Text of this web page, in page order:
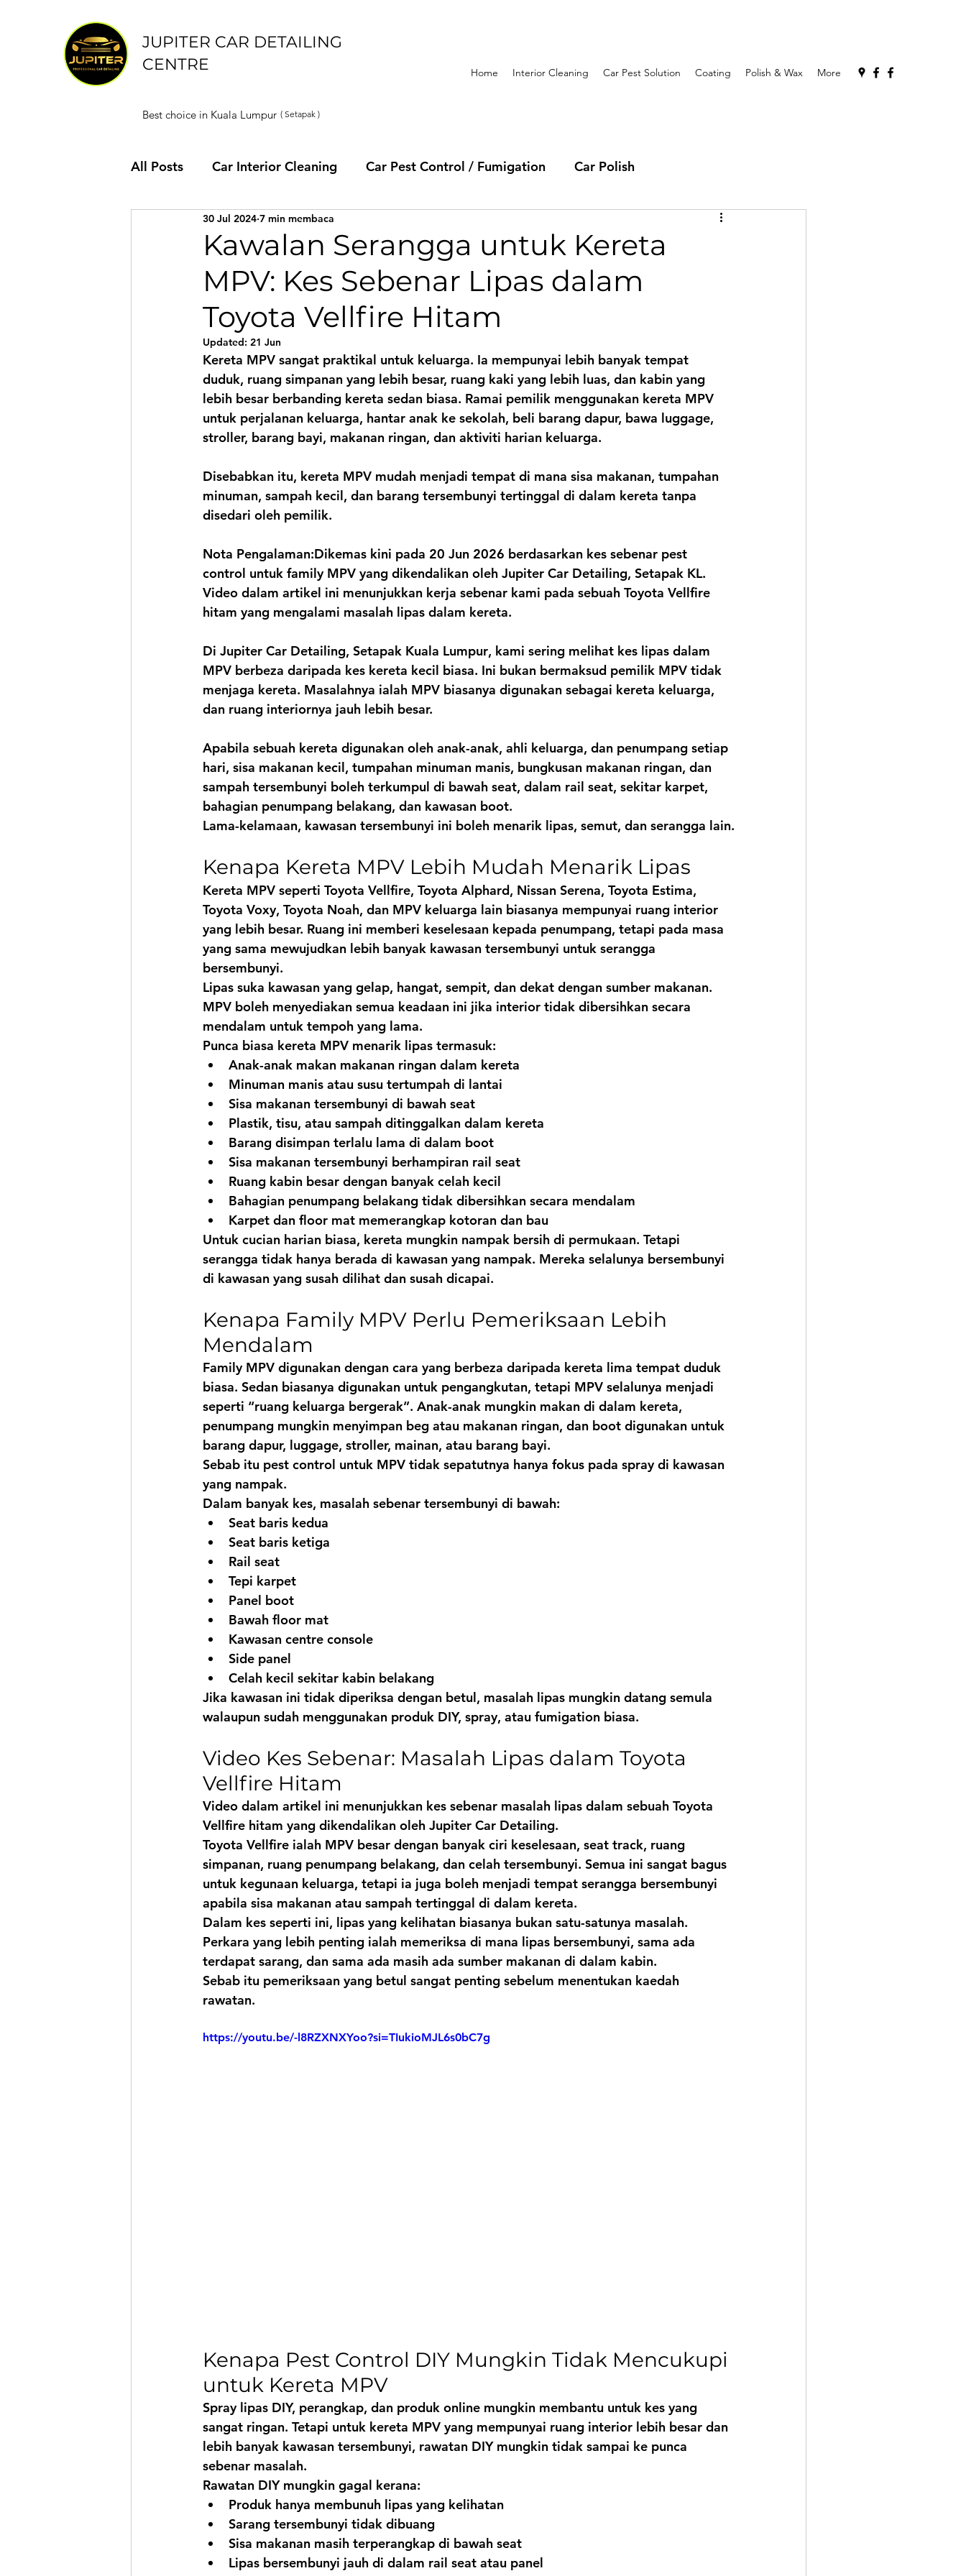
JUPITER CAR DETAILING
CENTRE
Best choice in Kuala Lumpur ( Setapak )
Home Interior Cleaning Car Pest Solution Coating Polish & Wax More
All Posts Car Interior Cleaning Car Pest Control / Fumigation Car Polish
Kawalan Serangga untuk Kereta
MPV: Kes Sebenar Lipas dalam
Toyota Vellfire Hitam
30 Jul 2024 7 min membaca
Updated: 21 Jun
Kereta MPV sangat praktikal untuk keluarga. Ia mempunyai lebih banyak tempat
duduk, ruang simpanan yang lebih besar, ruang kaki yang lebih luas, dan kabin yang
lebih besar berbanding kereta sedan biasa. Ramai pemilik menggunakan kereta MPV
untuk perjalanan keluarga, hantar anak ke sekolah, beli barang dapur, bawa luggage,
stroller, barang bayi, makanan ringan, dan aktiviti harian keluarga.
Disebabkan itu, kereta MPV mudah menjadi tempat di mana sisa makanan, tumpahan
minuman, sampah kecil, dan barang tersembunyi tertinggal di dalam kereta tanpa
disedari oleh pemilik.
Nota Pengalaman:Dikemas kini pada 20 Jun 2026 berdasarkan kes sebenar pest
control untuk family MPV yang dikendalikan oleh Jupiter Car Detailing, Setapak KL.
Video dalam artikel ini menunjukkan kerja sebenar kami pada sebuah Toyota Vellfire
hitam yang mengalami masalah lipas dalam kereta.
Di Jupiter Car Detailing, Setapak Kuala Lumpur, kami sering melihat kes lipas dalam
MPV berbeza daripada kes kereta kecil biasa. Ini bukan bermaksud pemilik MPV tidak
menjaga kereta. Masalahnya ialah MPV biasanya digunakan sebagai kereta keluarga,
dan ruang interiornya jauh lebih besar.
Apabila sebuah kereta digunakan oleh anak-anak, ahli keluarga, dan penumpang setiap
hari, sisa makanan kecil, tumpahan minuman manis, bungkusan makanan ringan, dan
sampah tersembunyi boleh terkumpul di bawah seat, dalam rail seat, sekitar karpet,
bahagian penumpang belakang, dan kawasan boot.
Lama-kelamaan, kawasan tersembunyi ini boleh menarik lipas, semut, dan serangga lain.
Kenapa Kereta MPV Lebih Mudah Menarik Lipas
Kereta MPV seperti Toyota Vellfire, Toyota Alphard, Nissan Serena, Toyota Estima,
Toyota Voxy, Toyota Noah, dan MPV keluarga lain biasanya mempunyai ruang interior
yang lebih besar. Ruang ini memberi keselesaan kepada penumpang, tetapi pada masa
yang sama mewujudkan lebih banyak kawasan tersembunyi untuk serangga
bersembunyi.
Lipas suka kawasan yang gelap, hangat, sempit, dan dekat dengan sumber makanan.
MPV boleh menyediakan semua keadaan ini jika interior tidak dibersihkan secara
mendalam untuk tempoh yang lama.
Punca biasa kereta MPV menarik lipas termasuk:
Anak-anak makan makanan ringan dalam kereta
Minuman manis atau susu tertumpah di lantai
Sisa makanan tersembunyi di bawah seat
Plastik, tisu, atau sampah ditinggalkan dalam kereta
Barang disimpan terlalu lama di dalam boot
Sisa makanan tersembunyi berhampiran rail seat
Ruang kabin besar dengan banyak celah kecil
Bahagian penumpang belakang tidak dibersihkan secara mendalam
Karpet dan floor mat memerangkap kotoran dan bau
Untuk cucian harian biasa, kereta mungkin nampak bersih di permukaan. Tetapi
serangga tidak hanya berada di kawasan yang nampak. Mereka selalunya bersembunyi
di kawasan yang susah dilihat dan susah dicapai.
Kenapa Family MPV Perlu Pemeriksaan Lebih
Mendalam
Family MPV digunakan dengan cara yang berbeza daripada kereta lima tempat duduk
biasa. Sedan biasanya digunakan untuk pengangkutan, tetapi MPV selalunya menjadi
seperti “ruang keluarga bergerak”. Anak-anak mungkin makan di dalam kereta,
penumpang mungkin menyimpan beg atau makanan ringan, dan boot digunakan untuk
barang dapur, luggage, stroller, mainan, atau barang bayi.
Sebab itu pest control untuk MPV tidak sepatutnya hanya fokus pada spray di kawasan
yang nampak.
Dalam banyak kes, masalah sebenar tersembunyi di bawah:
Seat baris kedua
Seat baris ketiga
Rail seat
Tepi karpet
Panel boot
Bawah floor mat
Kawasan centre console
Side panel
Celah kecil sekitar kabin belakang
Jika kawasan ini tidak diperiksa dengan betul, masalah lipas mungkin datang semula
walaupun sudah menggunakan produk DIY, spray, atau fumigation biasa.
Video Kes Sebenar: Masalah Lipas dalam Toyota
Vellfire Hitam
Video dalam artikel ini menunjukkan kes sebenar masalah lipas dalam sebuah Toyota
Vellfire hitam yang dikendalikan oleh Jupiter Car Detailing.
Toyota Vellfire ialah MPV besar dengan banyak ciri keselesaan, seat track, ruang
simpanan, ruang penumpang belakang, dan celah tersembunyi. Semua ini sangat bagus
untuk kegunaan keluarga, tetapi ia juga boleh menjadi tempat serangga bersembunyi
apabila sisa makanan atau sampah tertinggal di dalam kereta.
Dalam kes seperti ini, lipas yang kelihatan biasanya bukan satu-satunya masalah.
Perkara yang lebih penting ialah memeriksa di mana lipas bersembunyi, sama ada
terdapat sarang, dan sama ada masih ada sumber makanan di dalam kabin.
Sebab itu pemeriksaan yang betul sangat penting sebelum menentukan kaedah
rawatan.
https://youtu.be/-l8RZXNXYoo?si=TIukioMJL6s0bC7g
Kenapa Pest Control DIY Mungkin Tidak Mencukupi
untuk Kereta MPV
Spray lipas DIY, perangkap, dan produk online mungkin membantu untuk kes yang
sangat ringan. Tetapi untuk kereta MPV yang mempunyai ruang interior lebih besar dan
lebih banyak kawasan tersembunyi, rawatan DIY mungkin tidak sampai ke punca
sebenar masalah.
Rawatan DIY mungkin gagal kerana:
Produk hanya membunuh lipas yang kelihatan
Sarang tersembunyi tidak dibuang
Sisa makanan masih terperangkap di bawah seat
Lipas bersembunyi jauh di dalam rail seat atau panel